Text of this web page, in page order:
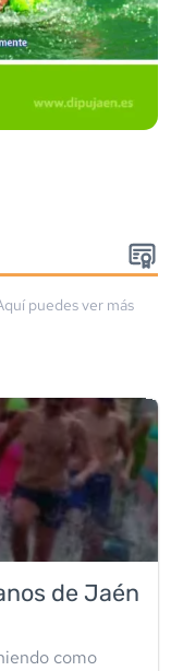
puedes ver más
de Jaén
como